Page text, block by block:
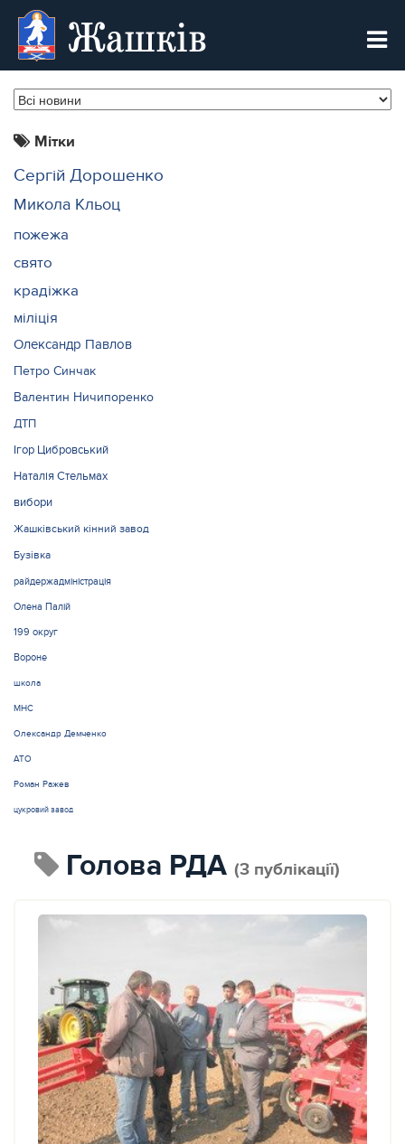
Жашків
Мітки
Сергій Дорошенко
Микола Кльоц
пожежа
свято
крадіжка
міліція
Олександр Павлов
Петро Синчак
Валентин Ничипоренко
ДТП
Ігор Цибровський
Наталія Стельмах
вибори
Жашківський кінний завод
Бузівка
райдержадміністрація
Олена Палій
199 округ
Вороне
школа
МНС
Олександр Демченко
АТО
Роман Ражев
цукровий завод
голова РДА (3 публікації)